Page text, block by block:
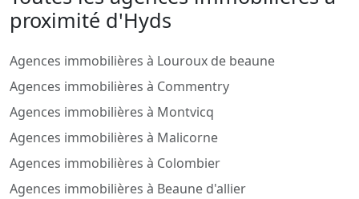
proximité d'Hyds
Agences immobilières à Louroux de beaune
Agences immobilières à Commentry
Agences immobilières à Montvicq
Agences immobilières à Malicorne
Agences immobilières à Colombier
Agences immobilières à Beaune d'allier